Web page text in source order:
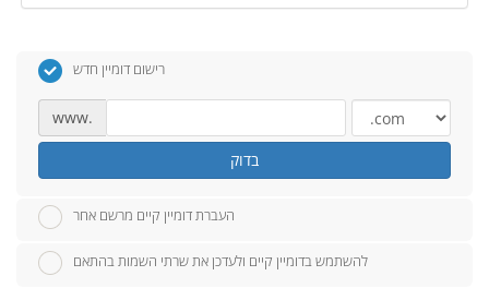
רישום דומיין חדש
www.
בדוק
העברת דומיין קיים מרשם אחר
להשתמש בדומיין קיים ולעדכן את שרתי השמות בהתאם